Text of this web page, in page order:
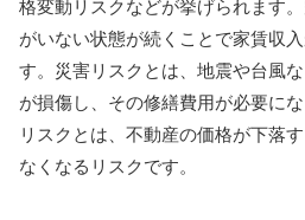
格変動リスクなどが挙げられます
がいない状態が続くことで家賃収
す。災害リスクとは、地震や台風
が損傷し、その修繕費用が必要に
リスクとは、不動産の価格が下落
なくなるリスクです。